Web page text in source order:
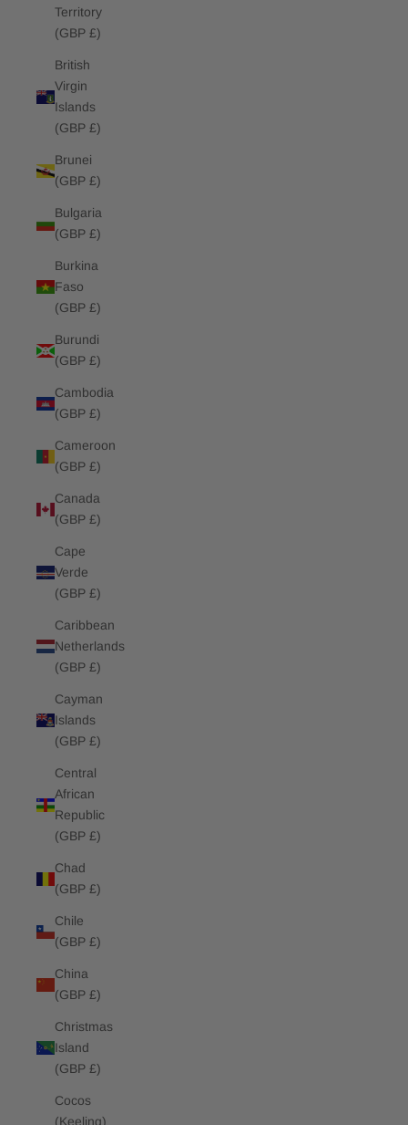
Territory
(GBP £)
British
Virgin
Islands
(GBP £)
Brunei
(GBP £)
Bulgaria
(GBP £)
Burkina
Faso
(GBP £)
Burundi
(GBP £)
Cambodia
(GBP £)
Cameroon
(GBP £)
Canada
(GBP £)
Cape
Verde
(GBP £)
Caribbean
Netherlands
(GBP £)
Cayman
Islands
(GBP £)
Central
African
Republic
(GBP £)
Chad
(GBP £)
Chile
(GBP £)
China
(GBP £)
Christmas
Island
(GBP £)
Cocos
(Keeling)